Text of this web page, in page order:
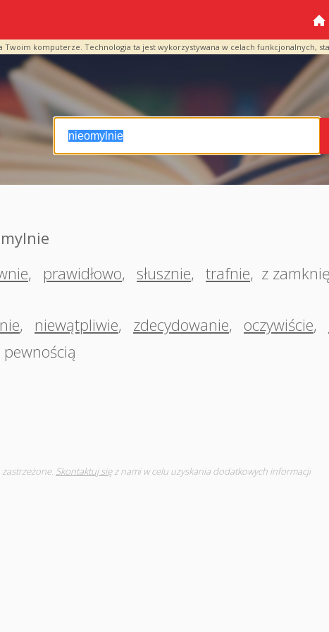
komputerze. Technologia ta jest wykorzystywana w celach funkcjonalnych,
, prawidłowo, słusznie, trafnie, z
, niewątpliwie, zdecydowanie, oczywiście,
pewnością
Skontaktuj sięz nami w celu uzyskania dodatkowych informacji